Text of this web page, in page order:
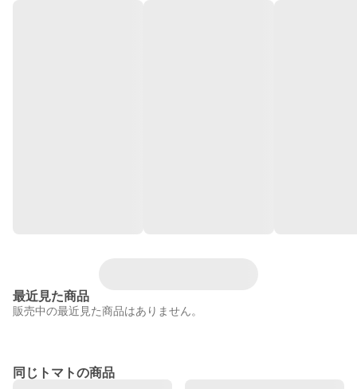
最近見た商品
販売中の最近見た商品はありません。
同じトマトの商品